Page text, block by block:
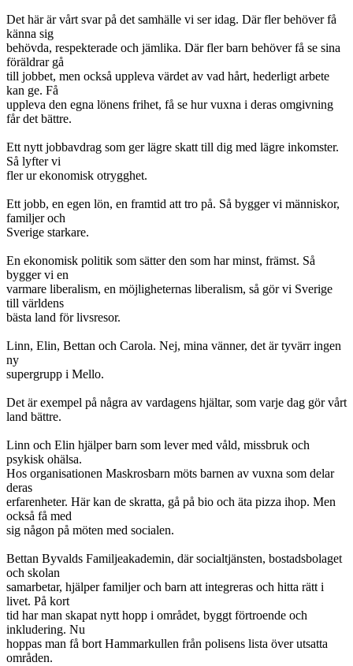
Det här är vårt svar på det samhälle vi ser idag. Där fler behöver få
känna sig
behövda, respekterade och jämlika. Där fler barn behöver få se sina
föräldrar gå
till jobbet, men också uppleva värdet av vad hårt, hederligt arbete
kan ge. Få
uppleva den egna lönens frihet, få se hur vuxna i deras omgivning
får det bättre.
Ett nytt jobbavdrag som ger lägre skatt till dig med lägre inkomster.
Så lyfter vi
fler ur ekonomisk otrygghet.
Ett jobb, en egen lön, en framtid att tro på. Så bygger vi människor,
familjer och
Sverige starkare.
En ekonomisk politik som sätter den som har minst, främst. Så
bygger vi en
varmare liberalism, en möjligheternas liberalism, så gör vi Sverige
till världens
bästa land för livsresor.
Linn, Elin, Bettan och Carola. Nej, mina vänner, det är tyvärr ingen
ny
supergrupp i Mello.
Det är exempel på några av vardagens hjältar, som varje dag gör vårt
land bättre.
Linn och Elin hjälper barn som lever med våld, missbruk och
psykisk ohälsa.
Hos organisationen Maskrosbarn möts barnen av vuxna som delar
deras
erfarenheter. Här kan de skratta, gå på bio och äta pizza ihop. Men
också få med
sig någon på möten med socialen.
Bettan Byvalds Familjeakademin, där socialtjänsten, bostadsbolaget
och skolan
samarbetar, hjälper familjer och barn att integreras och hitta rätt i
livet. På kort
tid har man skapat nytt hopp i området, byggt förtroende och
inkludering. Nu
hoppas man få bort Hammarkullen från polisens lista över utsatta
områden.